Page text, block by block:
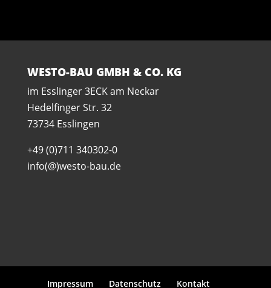
WESTO-BAU GMBH & CO. KG
im Esslinger 3ECK am Neckar
Hedelfinger Str. 32
73734 Esslingen
+49 (0)711 340302-0
info(@)westo-bau.de
Impressum Datenschutz Kontakt